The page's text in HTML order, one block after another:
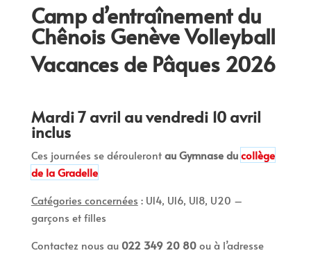
Camp d’entraînement du
Chênois Genève Volleyball
Vacances de Pâques 2026
Mardi 7 avril au vendredi 10 avril
inclus
Ces journées se déroulerontau Gymnase ducollège
de la Gradelle
Catégories concernées : U14, U16, U18, U20 –
garçons et filles
Contactez nous au 022 349 20 80ou à l’adresse